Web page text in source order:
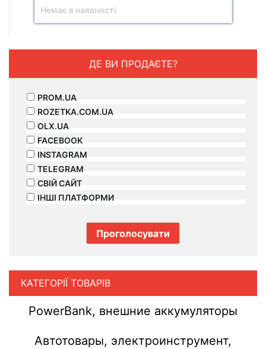
Немає в наявності
ДЕ ВИ ПРОДАЄТЕ?
PROM.UA
ROZETKA.COM.UA
OLX.UA
FACEBOOK
INSTAGRAM
TELEGRAM
СВІЙ САЙТ
ІНШІ ПЛАТФОРМИ
КАТЕГОРІЇ ТОВАРІВ
PowerBank, внешние аккумуляторы
Автотовары, электроинструмент,